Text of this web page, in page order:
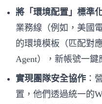
將「環境配置」標準
業務線（例如，美國
的環境模板（匹配對
Agent），新帳號一鍵
實現團隊安全協作 ：
置，他們透過統一的